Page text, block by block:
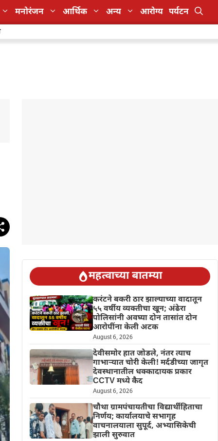
मनोरंजन आर्थिक अन्य आरोग्य पर्यटन
महत्वाच्या बातम्या
करंटने बकरी ठार झाल्याच्या वादातून
५५ वर्षीय व्यक्तीचा खून; अंढेरा
पोलिसांनी अवघ्या दोन तासांत दोन
आरोपींना केली अटक
August 6, 2026
देवीसमोर हात जोडले, नंतर त्याच
गाभाऱ्यात चोरी केली! मर्दडीच्या जागृत
देवस्थानातील धक्कादायक प्रकार
CCTV मध्ये कैद
August 6, 2026
चौथा ग्रामपंचायतीचा विद्यार्थीहिताचा
निर्णय; कार्यालयाचे सभागृह
वाचनालयाला सुपूर्द, अभ्यासिकेची
झाली सुरुवात